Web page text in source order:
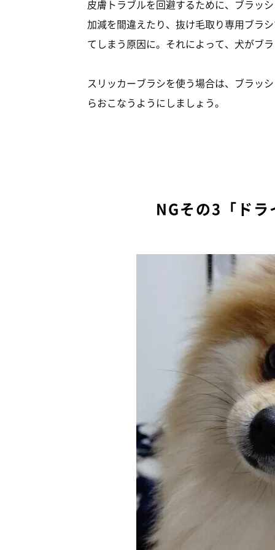
皮膚トラブルを回避するために、ブラッ
加減を間違えたり、抜け毛取り専用ブラ
てしまう原因に。それによって、犬がブ
スリッカーブラシを使う場合は、ブラッ
らおこなうようにしましょう。
NGその3「ド